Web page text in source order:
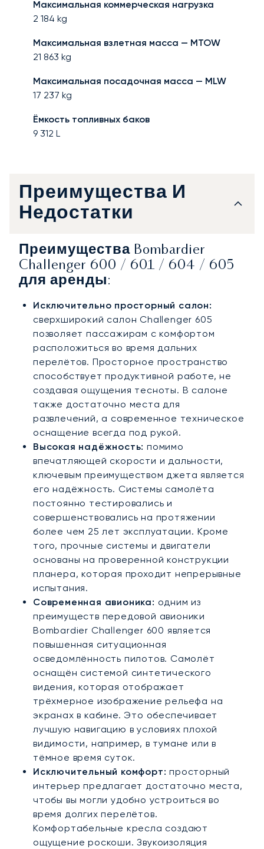
Максимальная коммерческая нагрузка
2 184 kg
Максимальная взлетная масса — MTOW
21 863 kg
Максимальная посадочная масса — MLW
17 237 kg
Ёмкость топливных баков
9 312 L
Преимущества И
Недостатки
Преимущества Bombardier
Challenger 600 / 601 / 604 / 605
для аренды:
Исключительно просторный салон:
сверхширокий салон Challenger 605
позволяет пассажирам с комфортом
расположиться во время дальних
перелётов. Просторное пространство
способствует продуктивной работе, не
создавая ощущения тесноты. В салоне
также достаточно места для
развлечений, а современное техническое
оснащение всегда под рукой.
Высокая надёжность: помимо
впечатляющей скорости и дальности,
ключевым преимуществом джета является
его надёжность. Системы самолёта
постоянно тестировались и
совершенствовались на протяжении
более чем 25 лет эксплуатации. Кроме
того, прочные системы и двигатели
основаны на проверенной конструкции
планера, которая проходит непрерывные
испытания.
Современная авионика: одним из
преимуществ передовой авионики
Bombardier Challenger 600 является
повышенная ситуационная
осведомлённость пилотов. Самолёт
оснащён системой синтетического
видения, которая отображает
трёхмерное изображение рельефа на
экранах в кабине. Это обеспечивает
лучшую навигацию в условиях плохой
видимости, например, в тумане или в
тёмное время суток.
Исключительный комфорт: просторный
интерьер предлагает достаточно места,
чтобы вы могли удобно устроиться во
время долгих перелётов.
Комфортабельные кресла создают
ощущение роскоши. Звукоизоляция